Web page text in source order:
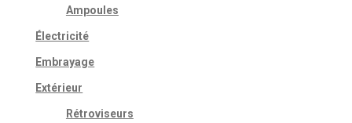
Ampoules
Électricité
Embrayage
Extérieur
Rétroviseurs